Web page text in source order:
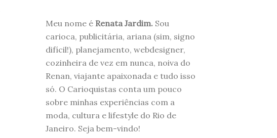
Meu nome é Renata Jardim. Sou
carioca, publicitária, ariana (sim, signo
difícil!), planejamento, webdesigner,
cozinheira de vez em nunca, noiva do
Renan, viajante apaixonada e tudo isso
só. O Carioquistas conta um pouco
sobre minhas experiências com a
moda, cultura e lifestyle do Rio de
Janeiro. Seja bem-vindo!